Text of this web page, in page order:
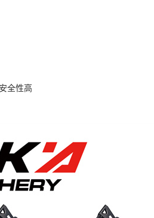
全性高